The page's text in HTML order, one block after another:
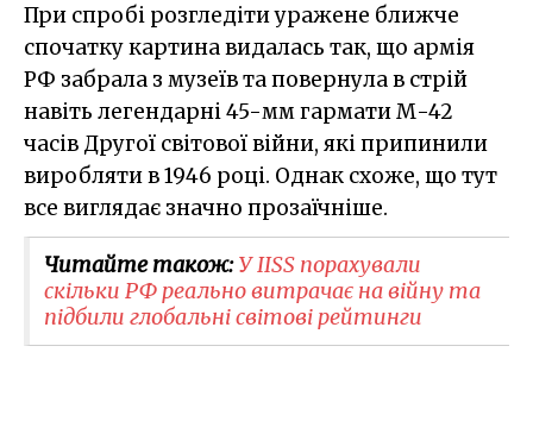
При спробі розгледіти уражене ближче
спочатку картина видалась так, що армія
РФ забрала з музеїв та повернула в стрій
навіть легендарні 45-мм гармати М-42
часів Другої світової війни, які припинили
виробляти в 1946 році. Однак схоже, що тут
все виглядає значно прозаїчніше.
Читайте також:У IISS порахували
скільки РФ реально витрачає на війну та
підбили глобальні світові рейтинги